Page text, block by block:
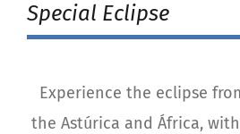
Special Eclipse
Experience the eclipse
the Astúrica and África,